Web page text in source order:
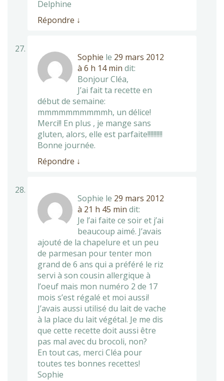
Delphine
Répondre ↓
Sophie le 29 mars 2012
à 6 h 14 min dit:
Bonjour Cléa,
J’ai fait ta recette en
début de semaine:
mmmmmmmmmmh, un délice!
Merci!! En plus , je mange sans
gluten, alors, elle est parfaite!!!!!!!!!!
Bonne journée.
Répondre ↓
Sophie le 29 mars 2012
à 21 h 45 min dit:
Je l’ai faite ce soir et j’ai
beaucoup aimé. J’avais
ajouté de la chapelure et un peu
de parmesan pour tenter mon
grand de 6 ans qui a préféré le riz
servi à son cousin allergique à
l’oeuf mais mon numéro 2 de 17
mois s’est régalé et moi aussi!
J’avais aussi utilisé du lait de vache
à la place du lait végétal. Je me dis
que cette recette doit aussi être
pas mal avec du brocoli, non?
En tout cas, merci Cléa pour
toutes tes bonnes recettes!
Sophie